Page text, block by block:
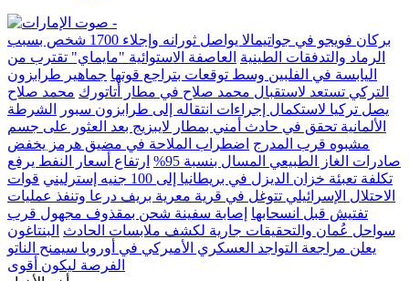
بركان فويجو في جواتيمالا يواصل ثورانه وإجلاء 1700 شخص بسبب
الرماد والتدفقات الطينية العاصفة الاستوائية "مايماي" تقترب من
اليابسة في الفلبين وسط توقعات بتراجع قوتها جماهير طرابزون
التركي تستعد لاستقبال محمد صلاح في مطار أتاتورك محمد صلاح
يصل تركيا لاستكمال إجراءات انتقاله إلى طرابزون سبور
الشرطة
الألمانية تحقق في حادث أمني بمطار لايبزيج بعد العثور على جسم
مشبوه قرب المدرج اضطراب الملاحة في مضيق هرمز يخفض
صادرات الغاز الطبيعي المسال بنسبة 95%
ارتفاع أسعار النفط يرفع
تكلفة تعبئة خزان الديزل في بريطانيا إلى 100 جنيه إسترليني
قوات
الاحتلال الإسرائيلي تتوغل في قرية معرية بريف درعا وتنفذ عمليات
تفتيش قبل انسحابها إصابة سفينة شحن بمقذوف مجهول قرب
سواحل عُمان والتحقيقات جارية لكشف ملابسات الحادث البنتاغون
يعلن مراجعة التواجد العسكري الأميركي في أوروبا سيمنح الناتو
الفرصة ليكون أقوى